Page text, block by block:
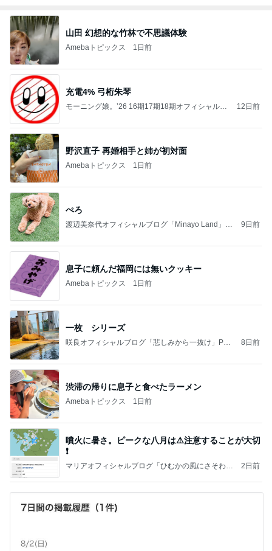
山田 幻想的な竹林で不思議体験
Amebaトピックス 1日前
充電4% 弓桁朱琴
モーニング娘。’26 16期17期18期オフィシャルブ
12日前
野沢直子 再婚相手と姉が初対面
Amebaトピックス 1日前
ぺろ
渡辺美奈代オフィシャルブログ「Minayo Land」P
9日前
息子に頼んだ福岡には無いクッキー
Amebaトピックス 1日前
一枚 シリーズ
咲良オフィシャルブログ「悲しみから一抜け」Pow
8日前
渋滞の帰りに息子と食べたラーメン
Amebaトピックス 1日前
噴火に暑さ。ピークな八月は⚠️注意することが大切
❗️
マリアオフィシャルブログ「ひむかの風にさそわれ
2日前